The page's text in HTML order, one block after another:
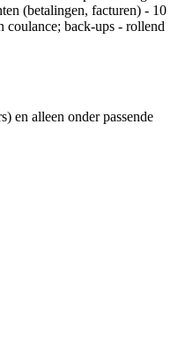
(betalingen, facturen) - 10
back-ups - rollend
en alleen onder passende